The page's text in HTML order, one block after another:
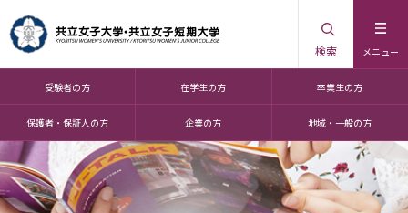
メニュー
検索
受験者の方 在学生の方 卒業生の方
保護者・保証人の方 企業の方 地域・一般の方